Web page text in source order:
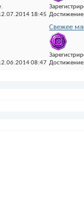
18:45
08:47
Свежее